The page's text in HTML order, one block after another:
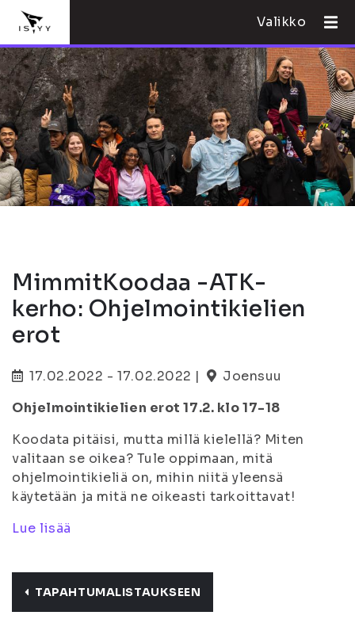
Valikko
MimmitKoodaa -ATK-
kerho: Ohjelmointikielien
erot
17.02.2022 - 17.02.2022 |
Joensuu
Ohjelmointikielien erot 17.2. klo 17-18
Koodata pitäisi, mutta millä kielellä? Miten
valitaan se oikea? Tule oppimaan, mitä
ohjelmointikieliä on, mihin niitä yleensä
käytetään ja mitä ne oikeasti tarkoittavat!
Lue lisää
TAPAHTUMALISTAUKSEEN